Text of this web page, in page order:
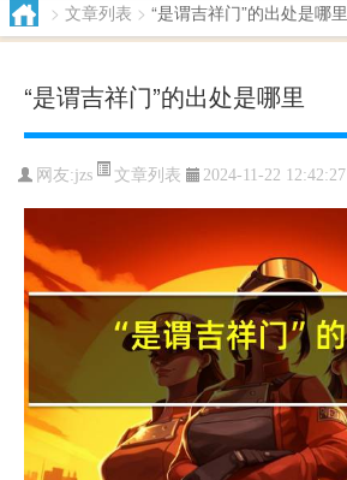
> 文章列表 > “是谓吉祥门”的出处是哪里
“是谓吉祥门”的出处是哪里
网友:jzs 文章列表 2024-11-22 12:42:27